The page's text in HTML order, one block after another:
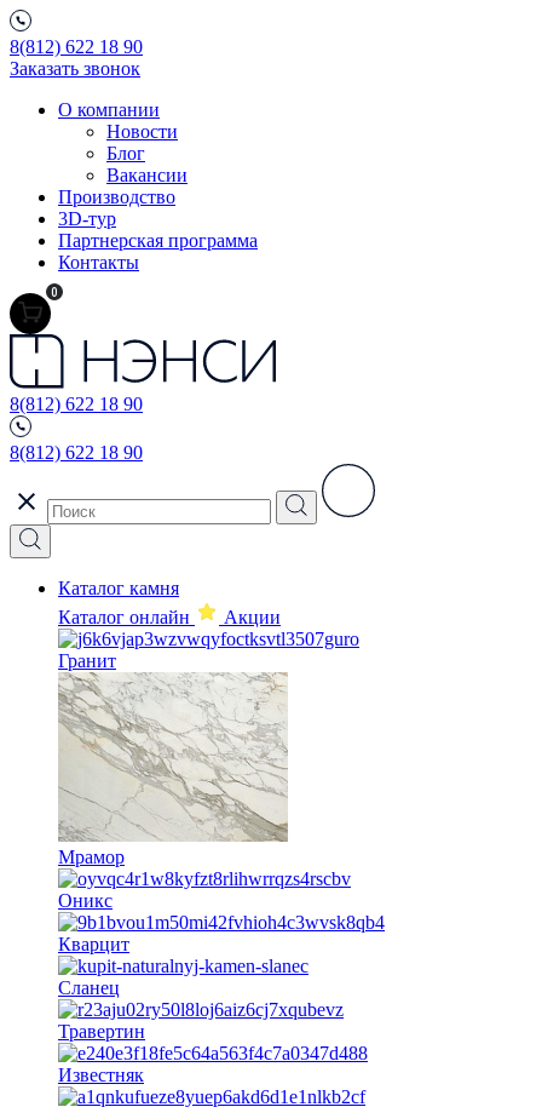
8(812) 622 18 90
Заказать звонок
О компании
Новости
Блог
Вакансии
Производство
3D-тур
Партнерская программа
Контакты
0
8(812) 622 18 90
8(812) 622 18 90
Каталог камня
Каталог онлайн
Акции
Гранит
Мрамор
Оникс
Кварцит
Сланец
Травертин
Известняк